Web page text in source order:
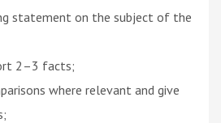
statement on the subject of the
2–3 facts;
where relevant and give